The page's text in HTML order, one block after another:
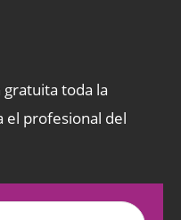
toda la
el profesional del